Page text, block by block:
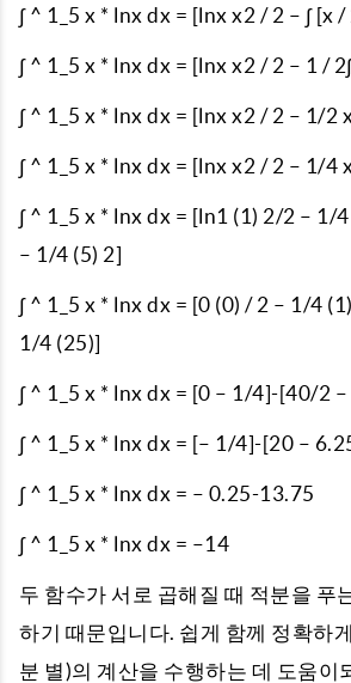
∫ ^ 1_5 x * lnx dx = [lnx x2 / 2 – ∫ [x
∫ ^ 1_5 x * lnx dx = [lnx x2 / 2 – 1 /
∫ ^ 1_5 x * lnx dx = [lnx x2 / 2 – 1/2
∫ ^ 1_5 x * lnx dx = [lnx x2 / 2 – 1/4
∫ ^ 1_5 x * lnx dx = [ln1 (1) 2/2 – 1/
– 1/4 (5) 2]
∫ ^ 1_5 x * lnx dx = [0 (0) / 2 – 1/4
1/4 (25)]
∫ ^ 1_5 x * lnx dx = [0 – 1/4]-[40/2
∫ ^ 1_5 x * lnx dx = [– 1/4]-[20 –
∫ ^ 1_5 x * lnx dx = – 0.25-13.75
∫ ^ 1_5 x * lnx dx = –14
두 함수가 서로 곱해질 때 적분을 푸
하기 때문입니다. 쉽게 함께 정확하
분 별)의 계산을 수행하는 데 도움이